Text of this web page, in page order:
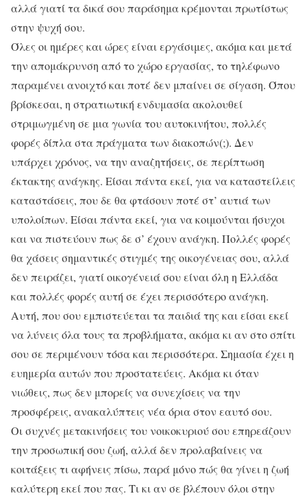
αλλά γιατί τα δικά σου παράσημα κρέμονται πρωτίστως
στην ψυχή σου.
Όλες οι ημέρες και ώρες είναι εργάσιμες, ακόμα και μετά
την απομάκρυνση από το χώρο εργασίας, το τηλέφωνο
παραμένει ανοιχτό και ποτέ δεν μπαίνει σε σίγαση. Όπου
βρίσκεσαι, η στρατιωτική ενδυμασία ακολουθεί
στριμωγμένη σε μια γωνία του αυτοκινήτου, πολλές
φορές δίπλα στα πράγματα των διακοπών(;). Δεν
υπάρχει χρόνος, να την αναζητήσεις, σε περίπτωση
έκτακτης ανάγκης. Είσαι πάντα εκεί, για να καταστείλεις
καταστάσεις, που δε θα φτάσουν ποτέ στ’ αυτιά των
υπολοίπων. Είσαι πάντα εκεί, για να κοιμούνται ήσυχοι
και να πιστεύουν πως δε σ’ έχουν ανάγκη. Πολλές φορές
θα χάσεις σημαντικές στιγμές της οικογένειας σου, αλλά
δεν πειράζει, γιατί οικογένειά σου είναι όλη η Ελλάδα
και πολλές φορές αυτή σε έχει περισσότερο ανάγκη.
Αυτή, που σου εμπιστεύεται τα παιδιά της και είσαι εκεί
να λύνεις όλα τους τα προβλήματα, ακόμα κι αν στο σπίτι
σου σε περιμένουν τόσα και περισσότερα. Σημασία έχει η
ευημερία αυτών που προστατεύεις. Ακόμα κι όταν
νιώθεις, πως δεν μπορείς να συνεχίσεις να την
προσφέρεις, ανακαλύπτεις νέα όρια στον εαυτό σου.
Οι συχνές μετακινήσεις του νοικοκυριού σου επηρεάζουν
την προσωπική σου ζωή, αλλά δεν προλαβαίνεις να
κοιτάξεις τι αφήνεις πίσω, παρά μόνο πώς θα γίνει η ζωή
καλύτερη εκεί που πας. Τι κι αν σε βλέπουν όλοι στην